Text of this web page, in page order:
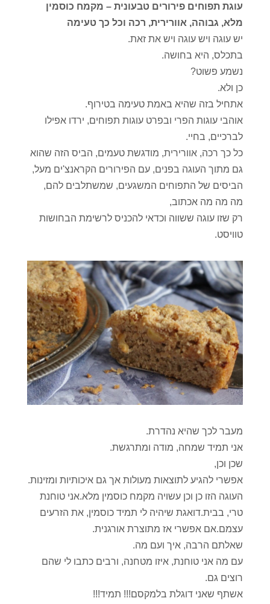
עוגת תפוחים פירורים טבעונית – מקמח כוסמין
מלא, גבוהה, אוורירית, רכה וכל כך טעימה
יש עוגה ויש עוגה ויש את זאת.
בתכלס, היא בחושה.
נשמע פשוט?
כן ולא.
אתחיל בזה שהיא באמת טעימה בטירוף.
אוהבי עוגות הפרי ובפרט עוגות תפוחים, ירדו אפילו
לברכיים, בחיי.
כל כך רכה, אוורירית, מודגשת טעמים, הביס הזה שהוא
גם מתוך העוגה בפנים, עם הפירורים הקראנצ'ים מעל,
הביסים של התפוחים המשגעים, שמשתלבים להם,
מה מה מה אכתוב,
רק שזו עוגה ששווה וכדאי להכניס לרשימת הבחושות
טוויסט.
מעבר לכך שהיא נהדרת.
אני תמיד שמחה, מודה ומתרגשת.
שכן וכן,
אפשרי להגיע לתוצאות מעולות אך גם איכותיות ומזינות.
העוגה הזו כן וכן עשויה מקמח כוסמין מלא.אני טוחנת
טרי, בבית.דואגת שיהיה לי תמיד כוסמין, את הזרעים
עצמם.אם אפשרי אז מתוצרת אורגנית.
שאלתם הרבה, איך ועם מה.
עם מה אני טוחנת, איזו מטחנה, ורבים כתבו לי שהם
רוצים גם.
אשתף שאני דוגלת בלמקסם!!! תמיד!!!